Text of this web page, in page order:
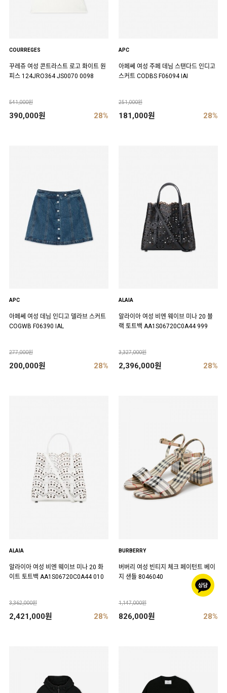
COURREGES
꾸레쥬 여성 콘트라스트 로고 화이트 원
피스 124JRO364 JS0070 0098
541,000원
390,000원 28%
APC
아페쎄 여성 주페 데님 스탠다드 인디고
스커트 CODBS F06094 IAI
251,000원
181,000원 28%
APC
아페쎄 여성 데님 인디고 델라브 스커트
COGWB F06390 IAL
277,000원
200,000원 28%
ALAIA
알라이아 여성 비엔 웨이브 미나 20 블
랙 토트백 AA1S06720C0A44 999
3,327,000원
2,396,000원 28%
ALAIA
알라이아 여성 비엔 웨이브 미나 20 화
이트 토트백 AA1S06720C0A44 010
3,362,000원
2,421,000원 28%
BURBERRY
버버리 여성 빈티지 체크 페이턴트 베이
지 샌들 8046040
1,147,000원
826,000원 28%